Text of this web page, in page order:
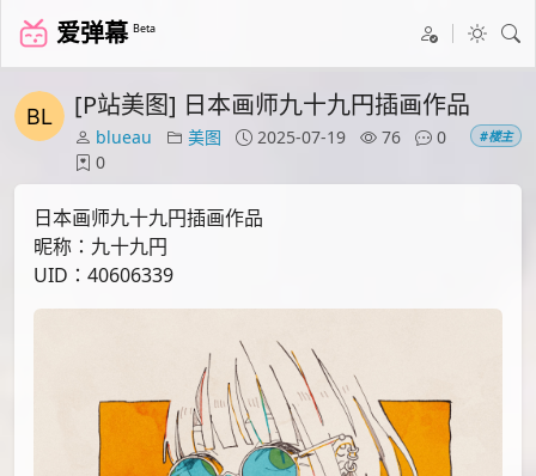
爱弹幕 Beta
[P站美图] 日本画师九十九円插画作品
blueau 美图 2025-07-19 76
0
0
#楼主
日本画师九十九円插画作品
昵称：九十九円
UID：40606339